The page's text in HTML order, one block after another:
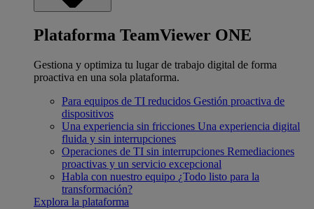
Plataforma TeamViewer ONE
Gestiona y optimiza tu lugar de trabajo digital de forma
proactiva en una sola plataforma.
Para equipos de TI reducidos Gestión proactiva de
dispositivos
Una experiencia sin fricciones Una experiencia digital
fluida y sin interrupciones
Operaciones de TI sin interrupciones Remediaciones
proactivas y un servicio excepcional
Habla con nuestro equipo ¿Todo listo para la
transformación?
Explora la plataforma